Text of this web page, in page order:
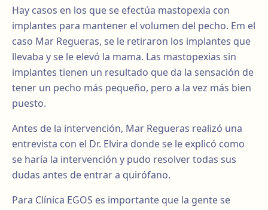
Hay casos en los que se efectúa mastopexia con
implantes para mantener el volumen del pecho. Em el
caso Mar Regueras, se le retiraron los implantes que
llevaba y se le elevó la mama. Las mastopexias sin
implantes tienen un resultado que da la sensación de
tener un pecho más pequeño, pero a la vez más bien
puesto.
Antes de la intervención, Mar Regueras realizó una
entrevista con el Dr. Elvira donde se le explicó como
se haría la intervención y pudo resolver todas sus
dudas antes de entrar a quirófano.
Para Clínica EGOS es importante que la gente se